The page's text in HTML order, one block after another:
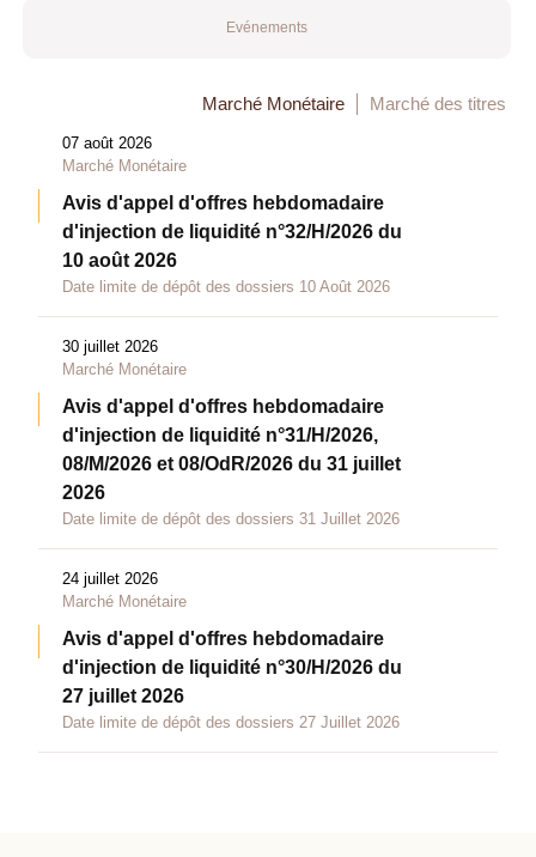
Evénements
Marché Monétaire Marché des titres
07 août 2026
Marché Monétaire
Avis d'appel d'offres hebdomadaire
d'injection de liquidité n°32/H/2026 du
10 août 2026
Date limite de dépôt des dossiers 10 Août 2026
30 juillet 2026
Marché Monétaire
Avis d'appel d'offres hebdomadaire
d'injection de liquidité n°31/H/2026,
08/M/2026 et 08/OdR/2026 du 31 juillet
2026
Date limite de dépôt des dossiers 31 Juillet 2026
24 juillet 2026
Marché Monétaire
Avis d'appel d'offres hebdomadaire
d'injection de liquidité n°30/H/2026 du
27 juillet 2026
Date limite de dépôt des dossiers 27 Juillet 2026